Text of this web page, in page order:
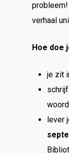
verhaal
Hoe doe
je zit
lever